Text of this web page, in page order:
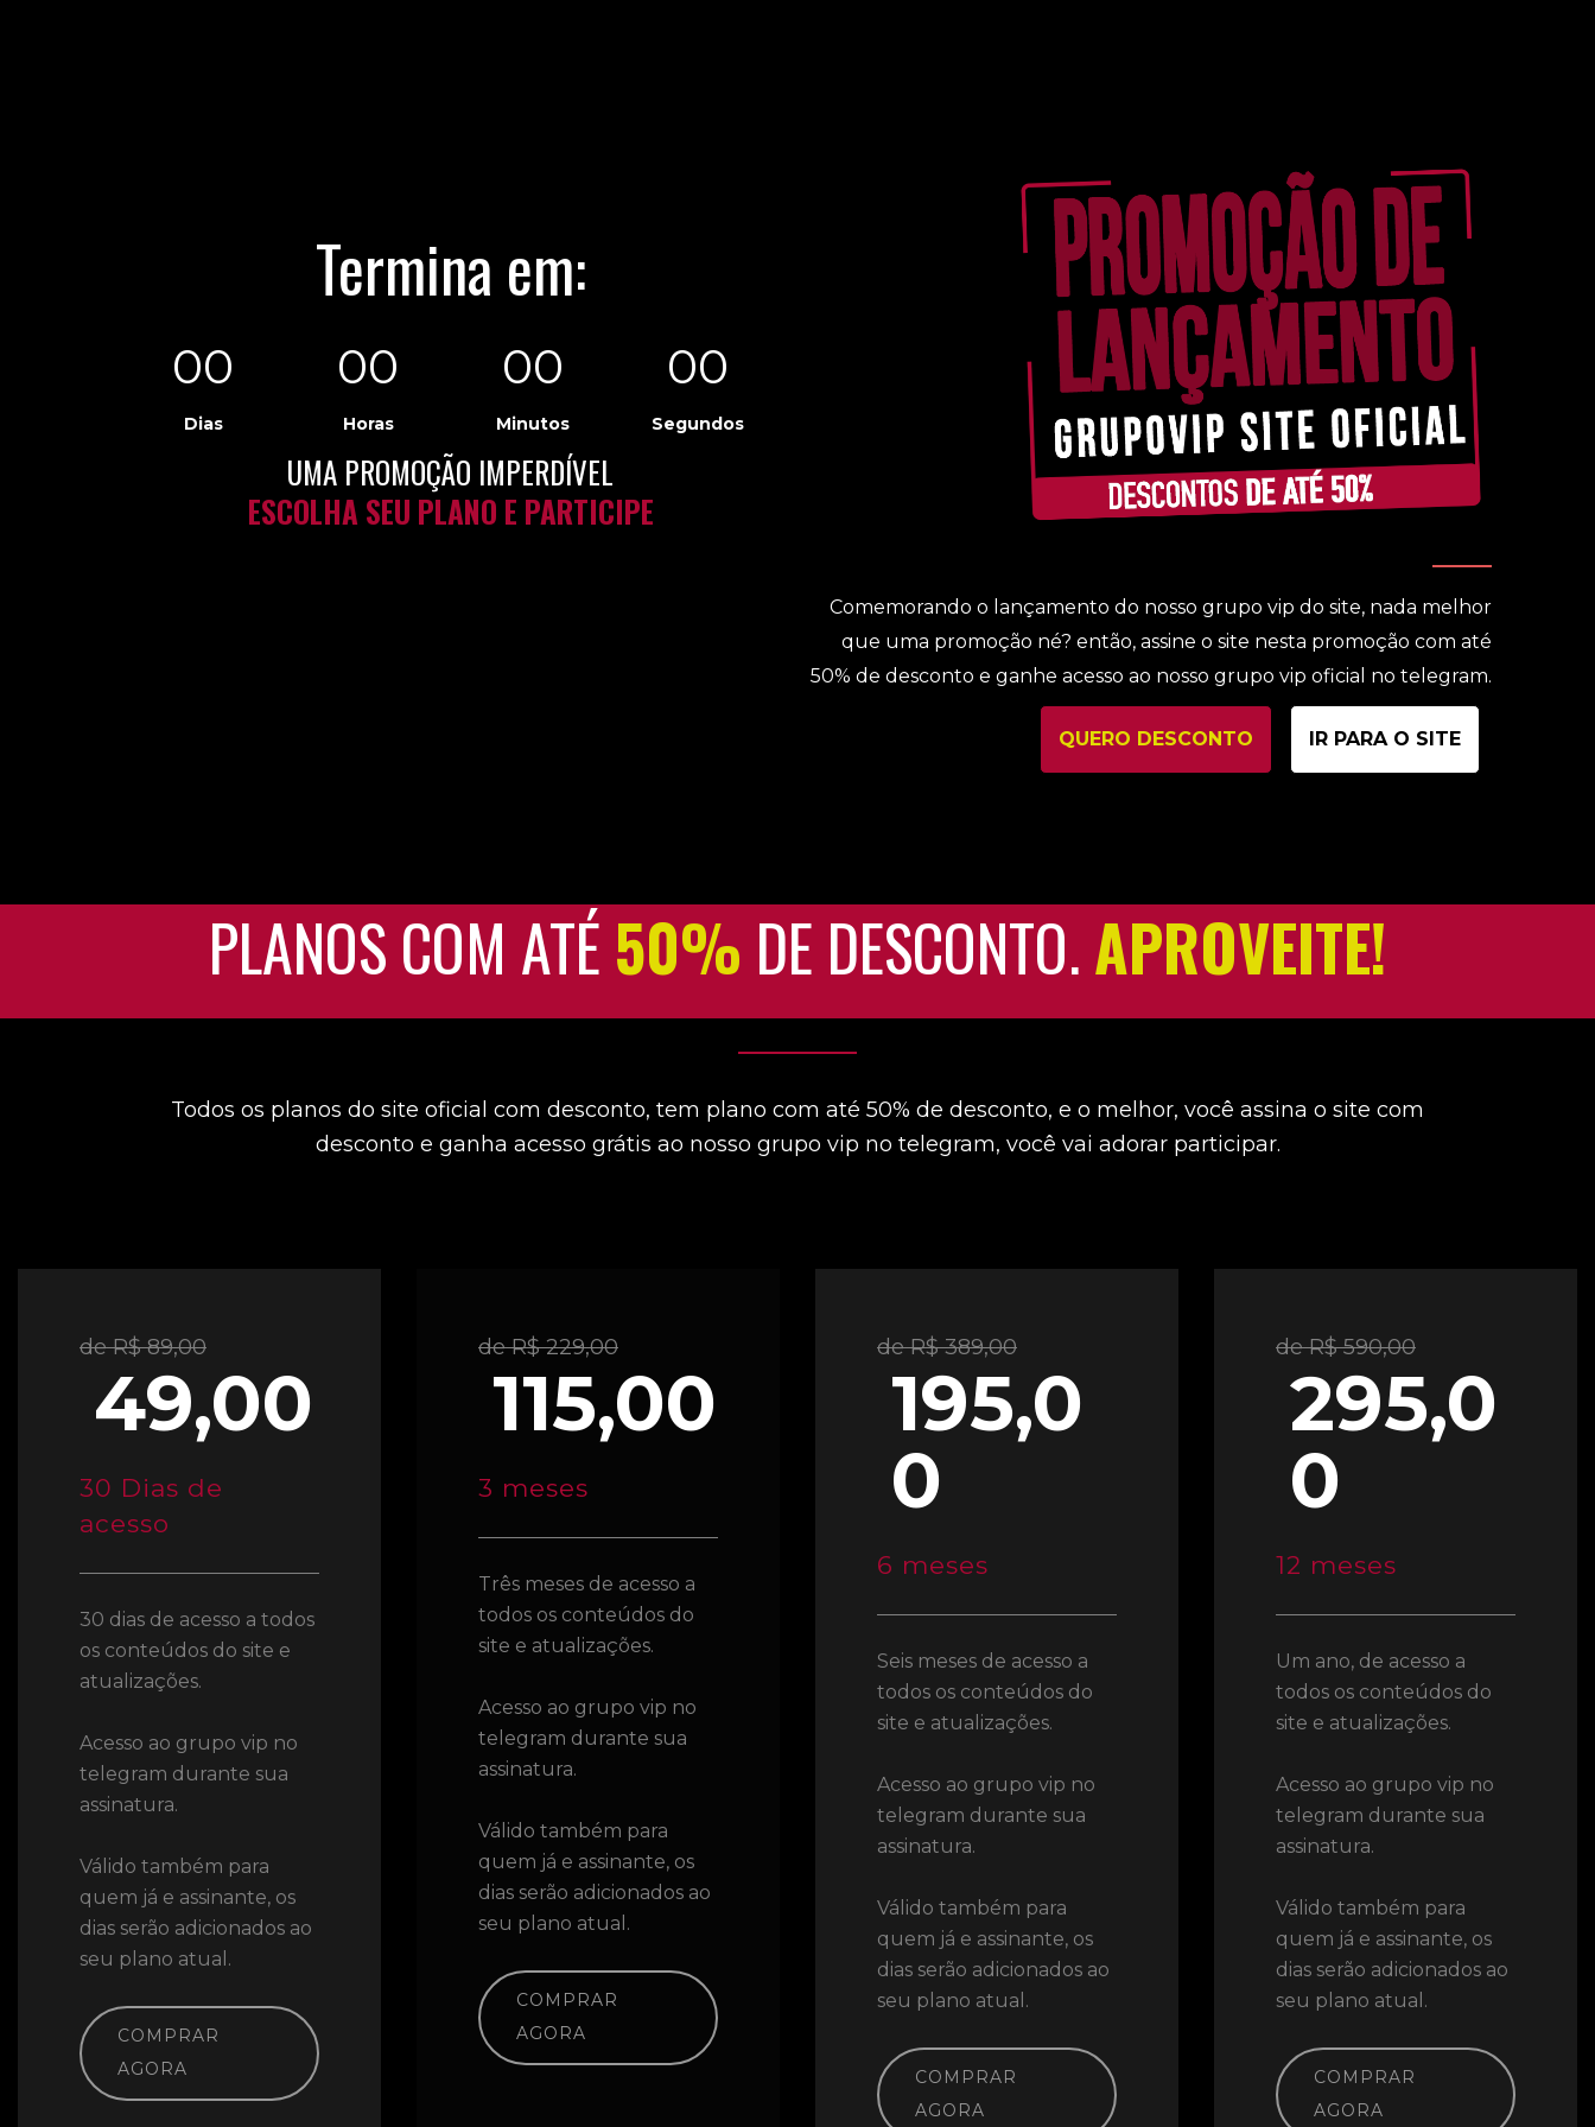
Termina em:
00
Dias
00
Horas
00
Minutos
00
Segundos
UMA PROMOÇÃO IMPERDÍVEL
ESCOLHA SEU PLANO E PARTICIPE
Comemorando o lançamento do nosso grupo vip do site, nada melhor
que uma promoção né? então, assine o site nesta promoção com até
50% de desconto e ganhe acesso ao nosso grupo vip oficial no telegram.
QUERO DESCONTO IR PARA O SITE
PLANOS COM ATÉ50% DE DESCONTO.APROVEITE!
Todos os planos do site oficial com desconto, tem plano com até 50% de desconto, e o melhor, você assina o site com
desconto e ganha acesso grátis ao nosso grupo vip no telegram, você vai adorar participar.
de R$ 89,00
49,00
30 Dias de
acesso
30 dias de acesso a todos
os conteúdos do site e
atualizações.
Acesso ao grupo vip no
telegram durante sua
assinatura.
Válido também para
quem já e assinante, os
dias serão adicionados ao
seu plano atual.
COMPRAR
AGORA
de R$ 229,00
115,00
3 meses
Três meses de acesso a
todos os conteúdos do
site e atualizações.
Acesso ao grupo vip no
telegram durante sua
assinatura.
Válido também para
quem já e assinante, os
dias serão adicionados ao
seu plano atual.
COMPRAR
AGORA
de R$ 389,00
195,0
0
6 meses
Seis meses de acesso a
todos os conteúdos do
site e atualizações.
Acesso ao grupo vip no
telegram durante sua
assinatura.
Válido também para
quem já e assinante, os
dias serão adicionados ao
seu plano atual.
COMPRAR
AGORA
de R$ 590,00
295,0
0
12 meses
Um ano, de acesso a
todos os conteúdos do
site e atualizações.
Acesso ao grupo vip no
telegram durante sua
assinatura.
Válido também para
quem já e assinante, os
dias serão adicionados ao
seu plano atual.
COMPRAR
AGORA